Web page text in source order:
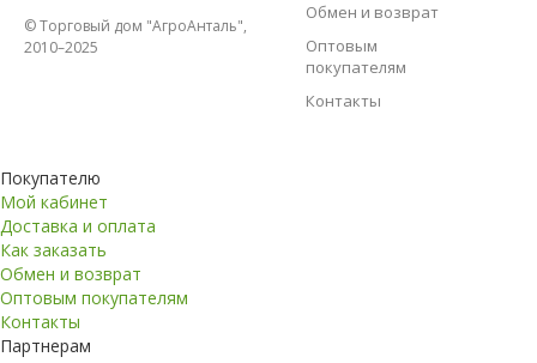
© Торговый дом "АгроАнталь",
2010–2025
Обмен и возврат
Оптовым
покупателям
Контакты
Покупателю
Мой кабинет
Доставка и оплата
Как заказать
Обмен и возврат
Оптовым покупателям
Контакты
Партнерам